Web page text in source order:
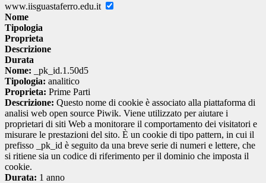
www.iisguastaferro.edu.it
Nome
Tipologia
Proprieta
Descrizione
Durata
Nome: _pk_id.1.50d5
Tipologia: analitico
Proprieta: Prime Parti
Descrizione: Questo nome di cookie è associato alla piattaforma di
analisi web open source Piwik. Viene utilizzato per aiutare i
proprietari di siti Web a monitorare il comportamento dei visitatori e
misurare le prestazioni del sito. È un cookie di tipo pattern, in cui il
prefisso _pk_id è seguito da una breve serie di numeri e lettere, che
si ritiene sia un codice di riferimento per il dominio che imposta il
cookie.
Durata: 1 anno